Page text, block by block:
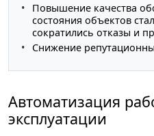
Повышение качества
состояния объектов
сократились отказы и
Снижение
Автоматизация
эксплуатации